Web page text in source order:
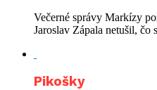
Večerné správy Markízy
Jaroslav Zápala netušil, čo
Pikošky